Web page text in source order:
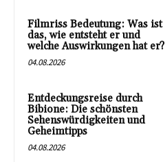
Filmriss Bedeutung: Was ist
das, wie entsteht er und
welche Auswirkungen hat er?
04.08.2026
Entdeckungsreise durch
Bibione: Die schönsten
Sehenswürdigkeiten und
Geheimtipps
04.08.2026